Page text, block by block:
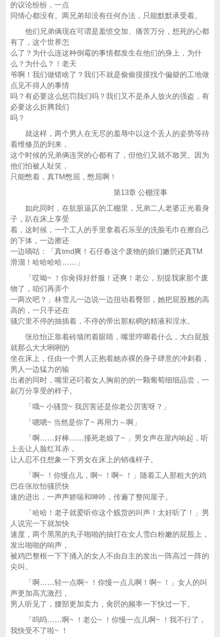
的议论纷纷，一点
同情心都没有。两兄弟却没有任何办法，只能默默承受着。
他们兄弟俩现在可谓是羞愤交加、痛苦万分，想死的心都
有了，这个世界怎
么了？为什么连这种倒霉的事情都发生在他们的身上，为什
么？为什么？！老天
爷啊！我们做错啥了？我们不就是偷偷摸摸找个偏僻的工地做
点见不得人的事情
吗？有必要这么惩罚我们吗？我们又不是杀人放火的强盗，有
必要这么折腾我们
吗？
就这样，两个男人在无尽的羞辱中以这个丢人的姿势等待
着维修员的到来，
这个时候的兄弟俩连哭的心都有了，但他们又就不敢哭。因为
他们怕被人耻笑，
只能憋着，真TM憋屈，憋屈啊！
第13章 公棚淫事
如此同时，在肮脏逼仄的工棚里，兄弟二人老婆正光着身
子，趴在床上享受
着，这时候，一个工人的手里拿着石乐至的洗脸毛巾在擦自己
的下体，一边擦还
一边嘀咕：「真tmd爽！石仔春这个废物的娘们嫩屄还真TM
滑溜！哈哈哈哈……」
「哎呦~ ！你肏得好舒服！还爽！老公，别提我家那个废
物了，咱们再弄个
一两次吧？」林雪儿一边说一边扭动着臀部，她把屁股翘的高
高的，一只手还在
骚穴里不停的抽插着，不停的带出那粘稠的精液和淫水。
张欣怡正靠着砖墙闭着眼睛，嘴里哼唧着什么，大白屁股
就那么大大咧咧的
坐在床上，任由一个男人正抱着她赤裸的身子肆意的冲刺着，
男人一边猛力的输
出者的同时，嘴里还叼着女人胸前的的一颗葡萄细细品尝，一
副万分享受的样子。
「哦~ 小骚货~ 我厉害还是你老公厉害呀？」
「嗯嗯~ 当然是你了~ 再用力～啊」
「啊……好棒……撞死老娘了~ 」男女声在屋内响起，听
上去让人脸红耳赤，
让人忍不住想象一下男女在床上的销魂样子。
「啊~ ！你慢点儿，啊~ ！啊~ ！」随着工人那粗大的鸡
巴在张欣怡骚屄快
速的进出，一声声娇喘和呻吟，传遍了整间屋子。
「哈哈！老子就爱听你这个贱货的叫声！太好听了！」男
人说完一下就加快
速度，两个黑黑的丸子啪啪的抽打在女人雪白粉嫩的屁股上，
发出啪啪的响声，
被鸡巴整根一下下捅入的女人不由自主的发出一阵高过一阵的
尖叫。
「啊……轻一点啊~ ！你慢一点儿啊！啊~ ！」女人的叫
声更加高亢激烈，
男人听见了，腰部更加卖力，肏屄的频率一下快过一下。
「呜呜……啊~ ！老公~ ！你慢一点儿啊~ ！我不行了，
我快受不了啦~ ！